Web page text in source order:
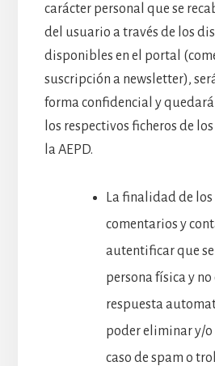
carácter personal que se
del usuario a través de los
disponibles en el portal
suscripción a newsletter),
forma confidencial y
los respectivos ficheros de
la AEPD.
La finalidad de
comentarios y
autentificar que
persona física y
respuesta
poder eliminar y/o
caso de spam o